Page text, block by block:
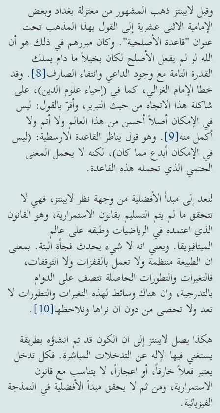
وقبل لايبنتز ذهب المشهور من معتزلة بغداد وبعض
الإمامية الاثنى عشرية إلى القول بهذا المذهب تحت
عنوان "قاعدة الأصلحية". وكان مبررهم في ذلك هو أن
الله لو لم يفعل الأصلح لكان بخيلاً ما دام يملك
القدرة التامة مع وجود الداعي وانتفاء الصارف[8]
. وقد
خطا الإمام الغزالي، كما في (إحياء علوم الدين)، على
شاكلة هذا الاتجاه من حيث التبرير، وأقرّ بالقول: ليس
في الإمكان أصلاً أحسن من هذا العالم ولا أتم ولا
أكمل منه[9]
. وهو قول يناظر القاعدة الارسطية: (ليس
في الإمكان أبدع مما كان)، لكنه لا يحمل المعنى
الحتمي الذي تحمله هذه القاعدة.
لنعد إلى مبدأ الأفضلية من وجهة نظر لايبنتز، فهي لا
تتحقق ما لم يتم التسليم بقانون الاستمرارية، وهو القانون
الذي اعتمده في الرياضيات وطبقه على عالم
الميتافيزيقا. ويعني انه لا شيء يحدث فجأة البتة. بمعنى
ان الطبيعة منتظمة ولا تعمل بالقفزات ولا التوقفات،
فالتغيرات والتطورات الحاصلة تتصف على الدوام
بالتدرجية، وان هناك وسائط لهذه التغيرات والتطورات لا
تعد ولا تحصى من دون ان نراها ونلاحظها[10]
.
هكذا يصل لايبنتز إلى ان الكون قد تم انشاؤه بطريقة
يستغني فيها الإله عن التدخلات المباشرة. فكل تدخل
يعتبر فعلاً خارقاً، أو اعجازاً، لا يتناسب مع قانون
الاستمرارية، ومن ثم لا يحقق مبدأ الأفضلية في النمذجة
الفيزيائية.